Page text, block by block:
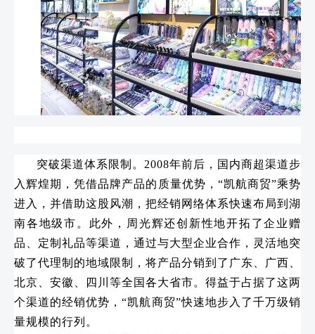
突破渠道体系限制。2008年前后，国内商超渠道步
入辉煌期，凭借品牌产品的质量优势，“凯航商贸”乘势
进入，并借助这股风潮，把经销网络体系快速布局到湖
南各地级市。此外，周光辉还创新性地开拓了企业赠
品、定制礼品等渠道，通过与大型企业合作，灵活地突
破了代理制的地域限制，将产品分销到了广东、广西、
北京、安徽、四川等全国各大省市。得益于占据了这两
个渠道的经销优势，“凯航商贸”快速地步入了千万级销
量规模的行列。